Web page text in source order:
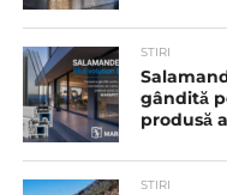
STIRI
gândită
produsă
STIRI